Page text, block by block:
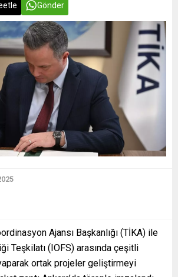
Gönder
Ajansı Başkanlığı (TİKA) ile
Teşkilatı (IOFS) arasında çeşitli
ortak projeler geliştirmeyi